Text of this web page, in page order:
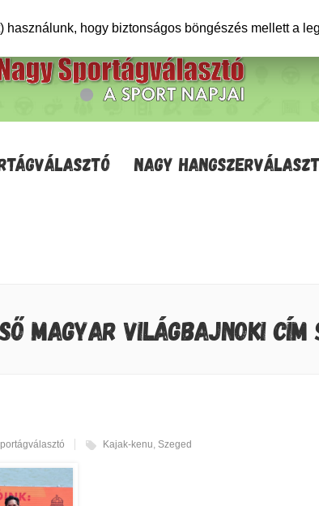
NAGY
MAGYAR VILÁGBAJNOKI CÍM
Kajak-kenu, Szeged
használunk, hogy biztonságos böngészés mellett a